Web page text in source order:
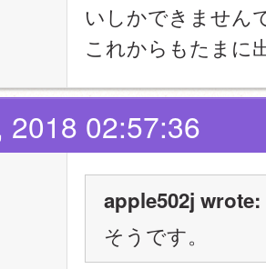
いしかできません
これからもたまに
2018 02:57:36
apple502j wrote:
そうです。